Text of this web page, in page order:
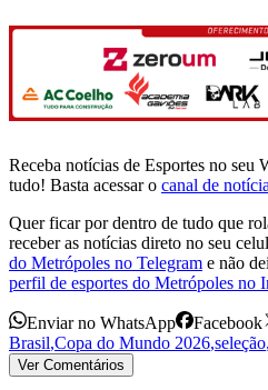
Receba notícias de Esportes no seu
tudo! Basta acessar o canal de
Quer ficar por dentro de tudo que
receber as notícias direto no seu
do Metrópoles no Telegram e não
perfil de esportes do Metrópoles no
Enviar no WhatsApp Facebook
Brasil,Copa do Mundo 2026,seleção,
Ver Comentários